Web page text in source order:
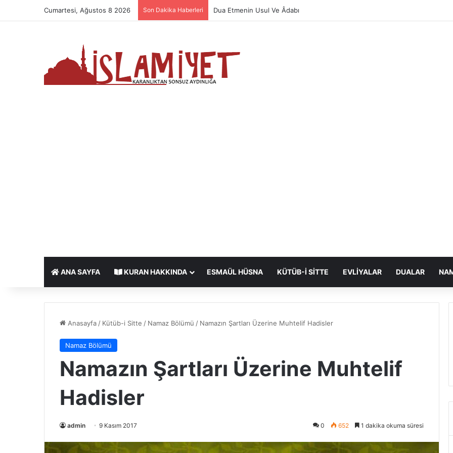
Cumartesi, Ağustos 8 2026 Son Dakika Haberleri Namazın Önemi Ve Fazileti
ANA SAYFA KURAN HAKKINDA ESMAÜL HÜSNA KÜTÜB-I SITTE EVLIYALAR DUALAR
Anasayfa / Kütüb-i Sitte / Namaz Bölümü / Namazın Şartları Üzerine Muhtelif Hadisler
Namaz Bölümü
Namazın Şartları Üzerine Muhtelif
Hadisler
admin 9 Kasım 2017 0 652 1 dakika okuma süresi